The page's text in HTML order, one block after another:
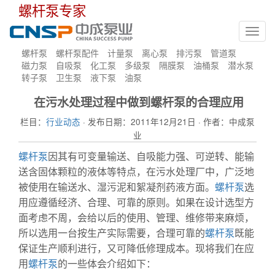
螺杆泵专家
螺杆泵 螺杆泵配件 计量泵 离心泵 排污泵
管道泵
磁力泵
自吸泵 化工泵 多级泵 隔膜泵 油桶泵
潜水泵
转子泵
卫生泵 液下泵 油泵
在污水处理过程中做到螺杆泵的合理应用
栏目： 行业动态 · 发布日期：2011年12月21日 · 作者：中成泵
业
螺杆泵因其有可变量输送、自吸能力强、可逆转、能输
送含固体颗粒的液体等特点，在污水处理厂中，广泛地
被使用在输送水、湿污泥和絮凝剂药液方面。 螺杆泵选
用应遵循经济、合理、可靠的原则。如果在设计选型方
面考虑不周，会给以后的使用、管理、维修带来麻烦，
所以选用一台按生产实际需要，合理可靠的螺杆泵既能
保证生产顺利进行，又可降低修理成本。现将我们在应
用螺杆泵的一些体会介绍如下：